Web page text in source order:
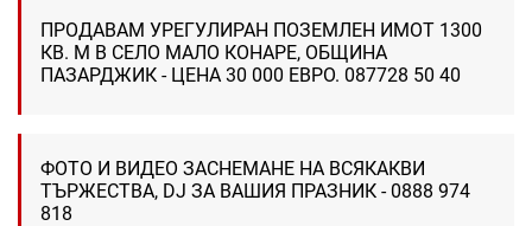
ПРОДАВАМ УРЕГУЛИРАН ПОЗЕМЛЕН ИМОТ 1300
КВ. М В СЕЛО МАЛО КОНАРЕ, ОБЩИНА
ПАЗАРДЖИК - ЦЕНА 30 000 ЕВРО. 087728 50 40
ФОТО И ВИДЕО ЗАСНЕМАНЕ НА ВСЯКАКВИ
ТЪРЖЕСТВА, DJ ЗА ВАШИЯ ПРАЗНИК - 0888 974
818